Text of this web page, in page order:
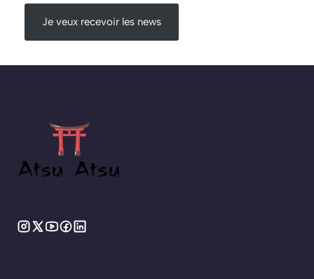
Je veux recevoir les news